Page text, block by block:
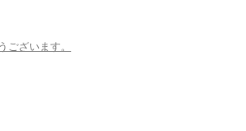
ございます。